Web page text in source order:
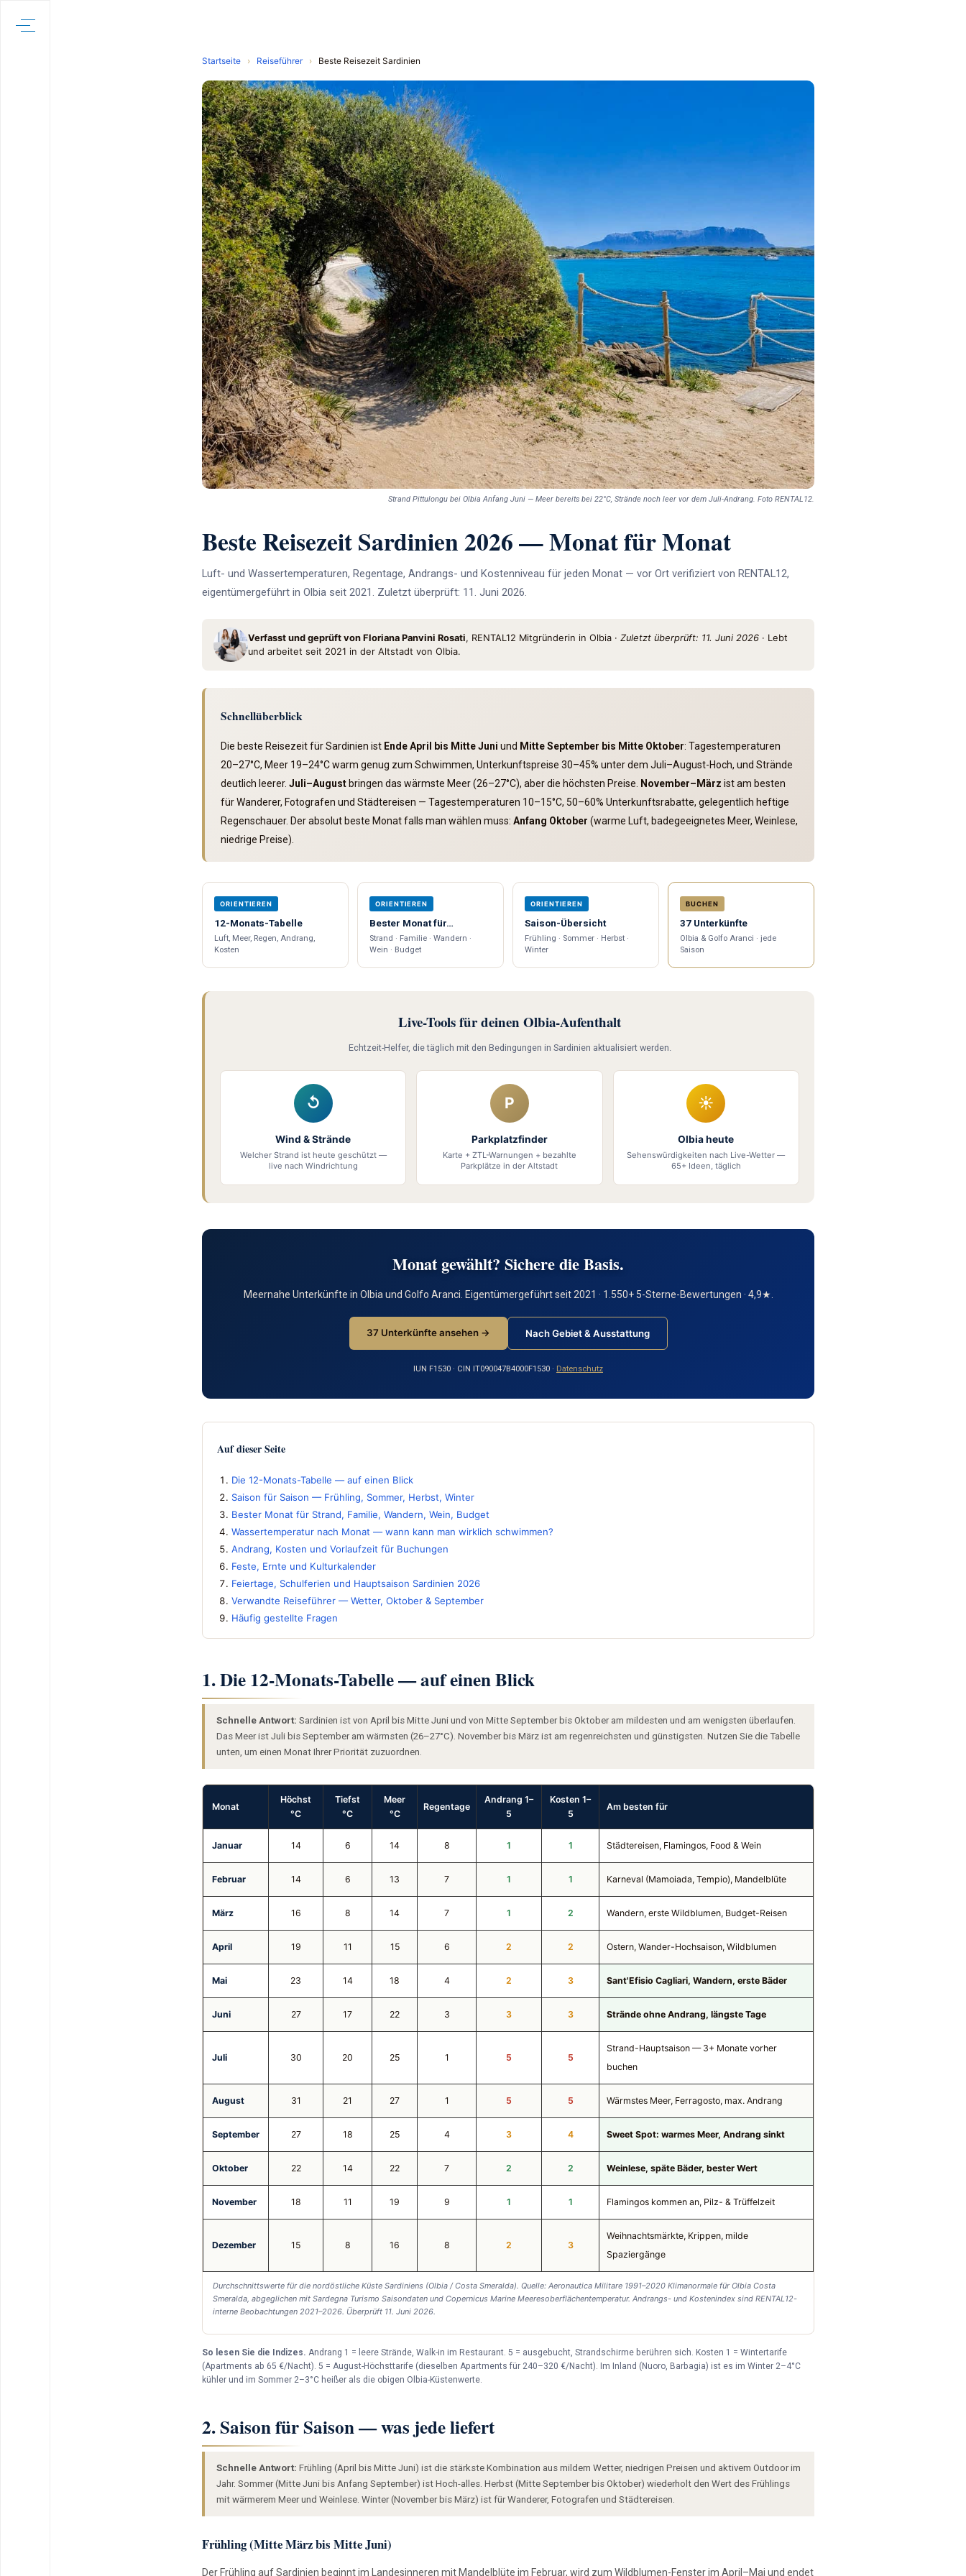
Startseite › Reiseführer › Beste Reisezeit Sardinien
Strand Pittulongu bei Olbia Anfang Juni — Meer bereits bei 22°C, Strände noch leer vor dem Juli-Andrang. Foto RENTAL12.
Beste Reisezeit Sardinien 2026 — Monat für Monat
Luft- und Wassertemperaturen, Regentage, Andrangs- und Kostenniveau für jeden Monat — vor Ort verifiziert von RENTAL12,
eigentümergeführt in Olbia seit 2021. Zuletzt überprüft: 11. Juni 2026.
Verfasst und geprüft von Floriana Panvini Rosati, RENTAL12 Mitgründerin in Olbia · Zuletzt überprüft: 11. Juni 2026 · Lebt
und arbeitet seit 2021 in der Altstadt von Olbia.
Schnellüberblick
Die beste Reisezeit für Sardinien ist Ende April bis Mitte Juni und Mitte September bis Mitte Oktober: Tagestemperaturen
20–27°C, Meer 19–24°C warm genug zum Schwimmen, Unterkunftspreise 30–45% unter dem Juli–August-Hoch, und Strände
deutlich leerer. Juli–August bringen das wärmste Meer (26–27°C), aber die höchsten Preise. November–März ist am besten
für Wanderer, Fotografen und Städtereisen — Tagestemperaturen 10–15°C, 50–60% Unterkunftsrabatte, gelegentlich heftige
Regenschauer. Der absolut beste Monat falls man wählen muss: Anfang Oktober (warme Luft, badegeeignetes Meer, Weinlese,
niedrige Preise).
ORIENTIEREN
12-Monats-Tabelle
Luft, Meer, Regen, Andrang,
Kosten
ORIENTIEREN
Bester Monat für…
Strand · Familie · Wandern ·
Wein · Budget
ORIENTIEREN
Saison-Übersicht
Frühling · Sommer · Herbst ·
Winter
BUCHEN
37 Unterkünfte
Olbia & Golfo Aranci · jede
Saison
Live-Tools für deinen Olbia-Aufenthalt
Echtzeit-Helfer, die täglich mit den Bedingungen in Sardinien aktualisiert werden.
↺
Wind & Strände
Welcher Strand ist heute geschützt —
live nach Windrichtung
P
Parkplatzfinder
Karte + ZTL-Warnungen + bezahlte
Parkplätze in der Altstadt
☀
Olbia heute
Sehenswürdigkeiten nach Live-Wetter —
65+ Ideen, täglich
Monat gewählt? Sichere die Basis.
Meernahe Unterkünfte in Olbia und Golfo Aranci. Eigentümergeführt seit 2021 · 1.550+ 5-Sterne-Bewertungen · 4,9★.
37 Unterkünfte ansehen → Nach Gebiet & Ausstattung
IUN F1530 · CIN IT090047B4000F1530 · Datenschutz
Auf dieser Seite
Die 12-Monats-Tabelle — auf einen Blick
Saison für Saison — Frühling, Sommer, Herbst, Winter
Bester Monat für Strand, Familie, Wandern, Wein, Budget
Wassertemperatur nach Monat — wann kann man wirklich schwimmen?
Andrang, Kosten und Vorlaufzeit für Buchungen
Feste, Ernte und Kulturkalender
Feiertage, Schulferien und Hauptsaison Sardinien 2026
Verwandte Reiseführer — Wetter, Oktober & September
Häufig gestellte Fragen
1. Die 12-Monats-Tabelle — auf einen Blick
Schnelle Antwort: Sardinien ist von April bis Mitte Juni und von Mitte September bis Oktober am mildesten und am wenigsten überlaufen.
Das Meer ist Juli bis September am wärmsten (26–27°C). November bis März ist am regenreichsten und günstigsten. Nutzen Sie die Tabelle
unten, um einen Monat Ihrer Priorität zuzuordnen.
Durchschnittswerte für die nordöstliche Küste Sardiniens (Olbia / Costa Smeralda). Quelle: Aeronautica Militare 1991–2020 Klimanormale für Olbia Costa
Smeralda, abgeglichen mit Sardegna Turismo Saisondaten und Copernicus Marine Meeresoberflächentemperatur. Andrangs- und Kostenindex sind RENTAL12-
interne Beobachtungen 2021–2026. Überprüft 11. Juni 2026.
Monat
Höchst
°C
Tiefst
°C
Meer
°C
Regentage
Andrang 1–
5
Kosten 1–
5
Am besten für
Januar 14 6 14 8 1 1 Städtereisen, Flamingos, Food & Wein
Februar 14 6 13 7 1 1 Karneval (Mamoiada, Tempio), Mandelblüte
März 16 8 14 7 1 2 Wandern, erste Wildblumen, Budget-Reisen
April 19 11 15 6 2 2 Ostern, Wander-Hochsaison, Wildblumen
Mai 23 14 18 4 2 3 Sant'Efisio Cagliari, Wandern, erste Bäder
Juni 27 17 22 3 3 3 Strände ohne Andrang, längste Tage
Juli 30 20 25 1 5 5
Strand-Hauptsaison — 3+ Monate vorher
buchen
August 31 21 27 1 5 5 Wärmstes Meer, Ferragosto, max. Andrang
September 27 18 25 4 3 4 Sweet Spot: warmes Meer, Andrang sinkt
Oktober 22 14 22 7 2 2 Weinlese, späte Bäder, bester Wert
November 18 11 19 9 1 1 Flamingos kommen an, Pilz- & Trüffelzeit
Dezember 15 8 16 8 2 3
Weihnachtsmärkte, Krippen, milde
Spaziergänge
So lesen Sie die Indizes. Andrang 1 = leere Strände, Walk-in im Restaurant. 5 = ausgebucht, Strandschirme berühren sich. Kosten 1 = Wintertarife
(Apartments ab 65 €/Nacht). 5 = August-Höchsttarife (dieselben Apartments für 240–320 €/Nacht). Im Inland (Nuoro, Barbagia) ist es im Winter 2–4°C
kühler und im Sommer 2–3°C heißer als die obigen Olbia-Küstenwerte.
2. Saison für Saison — was jede liefert
Schnelle Antwort: Frühling (April bis Mitte Juni) ist die stärkste Kombination aus mildem Wetter, niedrigen Preisen und aktivem Outdoor im
Jahr. Sommer (Mitte Juni bis Anfang September) ist Hoch-alles. Herbst (Mitte September bis Oktober) wiederholt den Wert des Frühlings
mit wärmerem Meer und Weinlese. Winter (November bis März) ist für Wanderer, Fotografen und Städtereisen.
Frühling (Mitte März bis Mitte Juni)
Der Frühling auf Sardinien beginnt im Landesinneren mit Mandelblüte im Februar, wird zum Wildblumen-Fenster im April–Mai und endet